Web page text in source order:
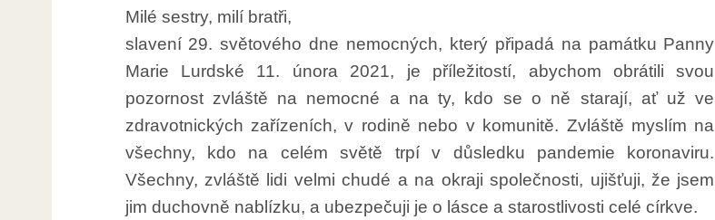
Milé sestry, milí bratři,
slavení 29. světového dne nemocných, který připadá na památku Panny
Marie Lurdské 11. února 2021, je příležitostí, abychom obrátili svou
pozornost zvláště na nemocné a na ty, kdo se o ně starají, ať už ve
zdravotnických zařízeních, v rodině nebo v komunitě. Zvláště myslím na
všechny, kdo na celém světě trpí v důsledku pandemie koronaviru.
Všechny, zvláště lidi velmi chudé a na okraji společnosti, ujišťuji, že jsem
jim duchovně nablízku, a ubezpečuji je o lásce a starostlivosti celé církve.